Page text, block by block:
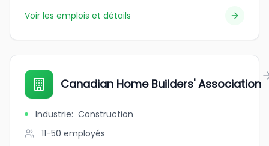
Voir les emplois et détails
Canadian Home Builders' Association
Industrie: Construction
11-50 employés